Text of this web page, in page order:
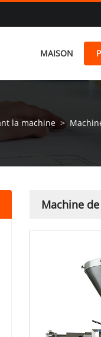
MAISON
la machine >
Machine